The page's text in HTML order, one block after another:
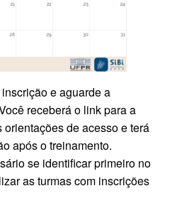
e aguarde a
receberá o link para a
de acesso e terá
após o treinamento.
se identificar primeiro no
as turmas com inscrições